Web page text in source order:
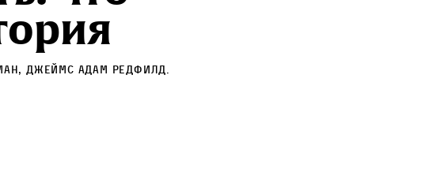
, Джеймс Адам Редфилд